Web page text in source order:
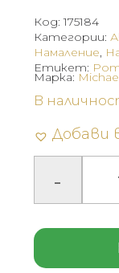
Код:175184
Категории:
Намаление,
Етикет:
В
Добави
Марка: